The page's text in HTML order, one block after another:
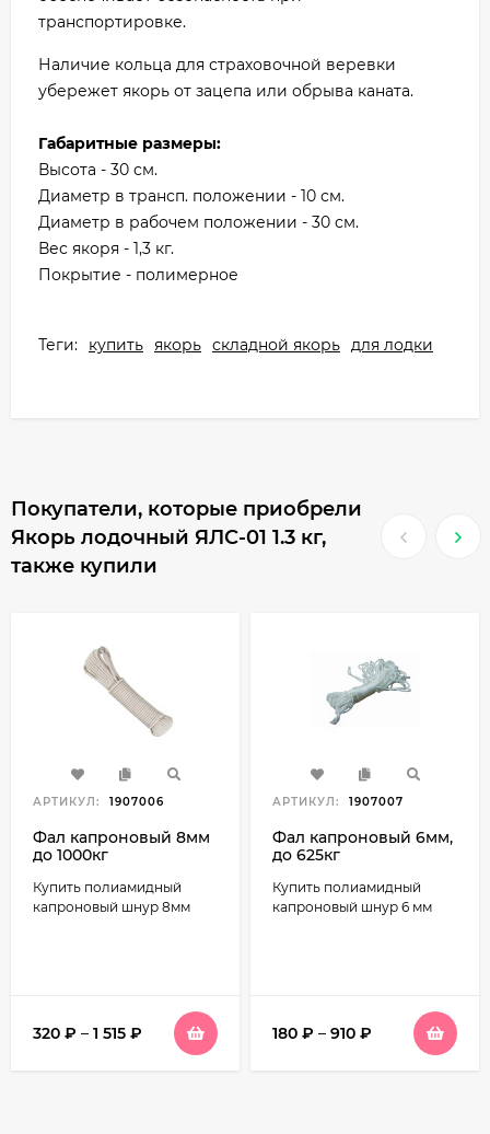
транспортировке.
Наличие кольца для страховочной веревки
убережет якорь от зацепа или обрыва каната.
Габаритные размеры:
Высота - 30 см.
Диаметр в трансп. положении - 10 см.
Диаметр в рабочем положении - 30 см.
Вес якоря - 1,3 кг.
Покрытие - полимерное
Теги: купить якорь складной якорь для лодки
Покупатели, которые приобрели
Якорь лодочный ЯЛС-01 1.3 кг,
также купили
АРТИКУЛ: 1907006
Фал капроновый 8мм
до 1000кг
Купить полиамидный
капроновый шнур 8мм
320 ₽ – 1 515 ₽
АРТИКУЛ: 1907007
Фал капроновый 6мм,
до 625кг
Купить полиамидный
капроновый шнур 6 мм
180 ₽ – 910 ₽